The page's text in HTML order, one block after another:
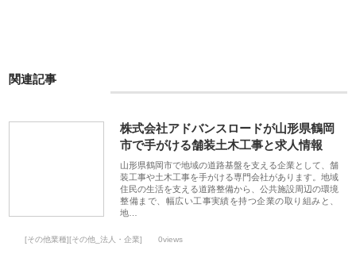
関連記事
株式会社アドバンスロードが山形県鶴岡
市で手がける舗装土木工事と求人情報
山形県鶴岡市で地域の道路基盤を支える企業として、舗
装工事や土木工事を手がける専門会社があります。地域
住民の生活を支える道路整備から、公共施設周辺の環境
整備まで、幅広い工事実績を持つ企業の取り組みと、
地…
[その他業種][その他_法人・企業] 0views